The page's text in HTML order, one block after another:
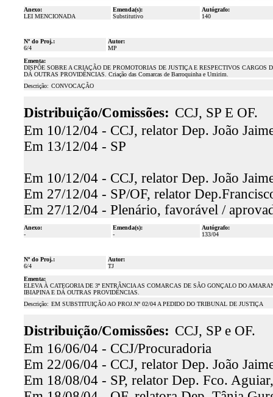
Anexo:
LEI MENCIONADA
Emenda(s):
Substitutivo
Autógrafo:
140
Nº do Proj.:
6/4
Autor:
MP
Ementa:
DISPÕE SOBRE A CRIAÇÃO DE PROMOTORIAS DE JUSTIÇA E RESPECTIVOS
DÁ OUTRAS PROVIDÊNCIAS. Criação das Comarcas de Barroquinha e Umirim.
Descrição: CONVOCAÇÃO
Distribuição/Comissões: CCJ, SP E OF.
Em 10/12/04 - CCJ, relator Dep. João
Em 13/12/04 - SP
Em 10/12/04 - CCJ, relator Dep. João
Em 27/12/04 - SP/OF, relator
Em 27/12/04 - Plenário, favorável /
Anexo:
-
Emenda(s):
-
Autógrafo:
133/04
Nº do Proj.:
6/4
Autor:
TJ
Ementa:
ELEVA À CATEGORIA DE 3ª ENTRÂNCIA AS COMARCAS DE SÃO GONÇALO DO
IBIAPINA E DÁ OUTRAS PROVIDÊNCIAS.
Descrição: EM SUBSTITUIÇÃO AO PROJ.Nº 02/04 A PEDIDO DO TRIBUNAL DE JUSTIÇA
Distribuição/Comissões: CCJ, SP e OF.
Em 16/06/04 - CCJ/Procuradoria
Em 22/06/04 - CCJ, relator Dep. João
Em 18/08/04 - SP, relator Dep. Fco.